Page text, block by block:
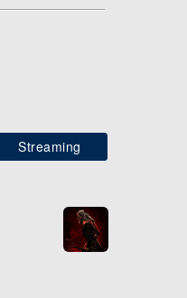
Streaming